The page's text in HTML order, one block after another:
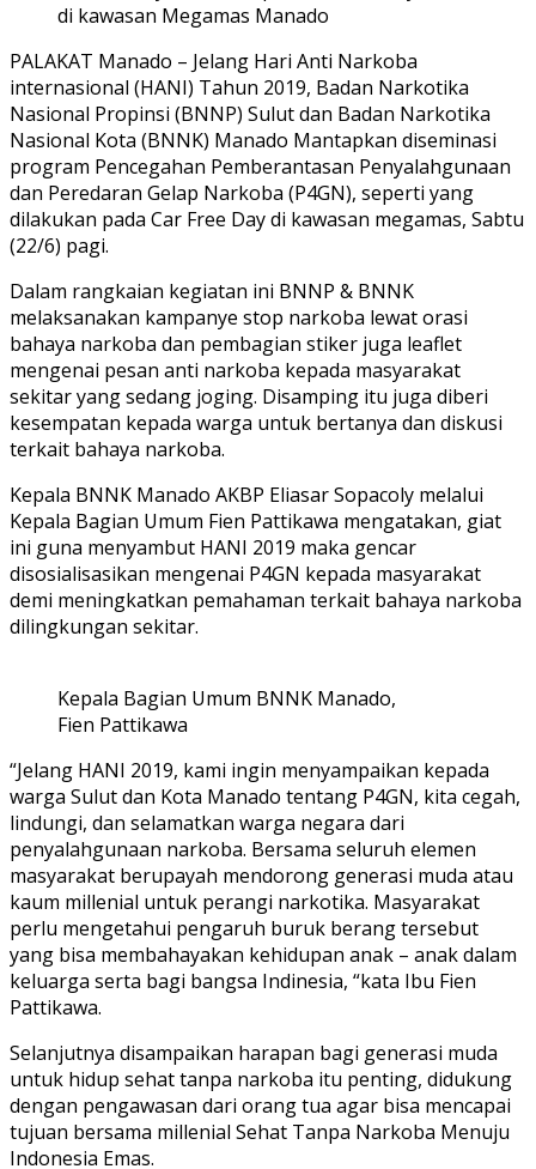
di kawasan Megamas Manado
PALAKAT Manado – Jelang Hari Anti Narkoba
internasional (HANI) Tahun 2019, Badan Narkotika
Nasional Propinsi (BNNP) Sulut dan Badan Narkotika
Nasional Kota (BNNK) Manado Mantapkan diseminasi
program Pencegahan Pemberantasan Penyalahgunaan
dan Peredaran Gelap Narkoba (P4GN), seperti yang
dilakukan pada Car Free Day di kawasan megamas, Sabtu
(22/6) pagi.
Dalam rangkaian kegiatan ini BNNP & BNNK
melaksanakan kampanye stop narkoba lewat orasi
bahaya narkoba dan pembagian stiker juga leaflet
mengenai pesan anti narkoba kepada masyarakat
sekitar yang sedang joging. Disamping itu juga diberi
kesempatan kepada warga untuk bertanya dan diskusi
terkait bahaya narkoba.
Kepala BNNK Manado AKBP Eliasar Sopacoly melalui
Kepala Bagian Umum Fien Pattikawa mengatakan, giat
ini guna menyambut HANI 2019 maka gencar
disosialisasikan mengenai P4GN kepada masyarakat
demi meningkatkan pemahaman terkait bahaya narkoba
dilingkungan sekitar.
Kepala Bagian Umum BNNK Manado,
Fien Pattikawa
“Jelang HANI 2019, kami ingin menyampaikan kepada
warga Sulut dan Kota Manado tentang P4GN, kita cegah,
lindungi, dan selamatkan warga negara dari
penyalahgunaan narkoba. Bersama seluruh elemen
masyarakat berupayah mendorong generasi muda atau
kaum millenial untuk perangi narkotika. Masyarakat
perlu mengetahui pengaruh buruk berang tersebut
yang bisa membahayakan kehidupan anak – anak dalam
keluarga serta bagi bangsa Indinesia, “kata Ibu Fien
Pattikawa.
Selanjutnya disampaikan harapan bagi generasi muda
untuk hidup sehat tanpa narkoba itu penting, didukung
dengan pengawasan dari orang tua agar bisa mencapai
tujuan bersama millenial Sehat Tanpa Narkoba Menuju
Indonesia Emas.